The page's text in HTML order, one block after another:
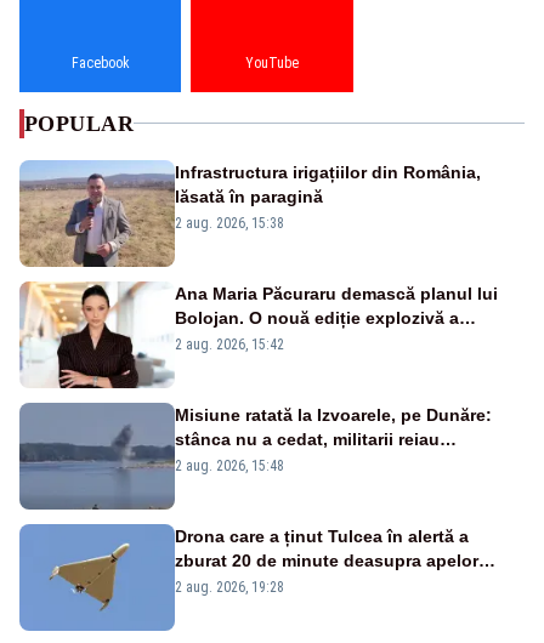
Facebook YouTube
POPULAR
Infrastructura irigațiilor din România,
lăsată în paragină
2 aug. 2026, 15:38
Ana Maria Păcuraru demască planul lui
Bolojan. O nouă ediție explozivă a
emisiunii „Miza Zilei” la Realitatea PLUS
2 aug. 2026, 15:42
Misiune ratată la Izvoarele, pe Dunăre:
stânca nu a cedat, militarii reiau
detonările luni – VIDEO
2 aug. 2026, 15:48
Drona care a ținut Tulcea în alertă a
zburat 20 de minute deasupra apelor
României. Au fost ridicate două F-16
2 aug. 2026, 19:28